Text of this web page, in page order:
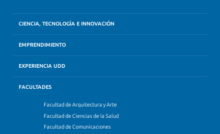
CIENCIA, TECNOLOGÍA E INNOVACIÓN
EMPRENDIMIENTO
EXPERIENCIA UDD
FACULTADES
Facultad de Arquitectura y Arte
Facultad de Ciencias de la Salud
Facultad de Comunicaciones